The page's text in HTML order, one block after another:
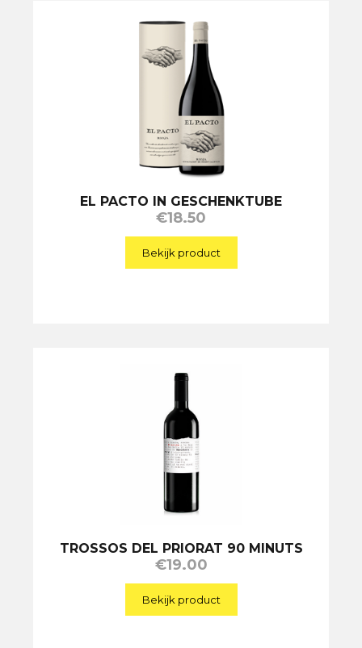
EL PACTO IN GESCHENKTUBE
€18.50
Bekijk product
TROSSOS DEL PRIORAT 90 MINUTS
€19.00
Bekijk product